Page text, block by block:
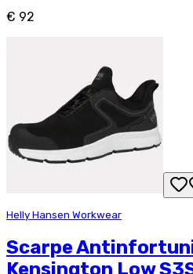
€ 92
Helly Hansen Workwear
Scarpe
Kensington Low